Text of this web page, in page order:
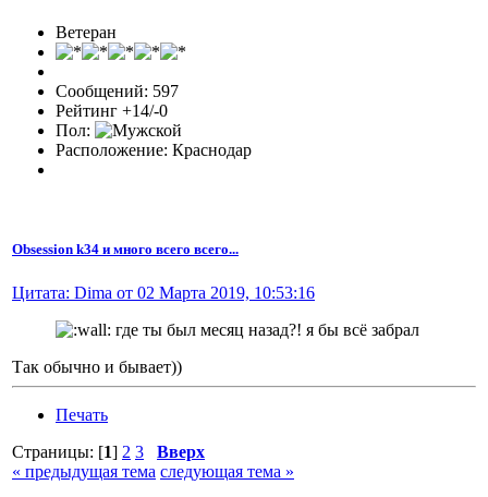
Ветеран
Сообщений: 597
Рейтинг +14/-0
Пол:
Расположение: Краснодар
Obsession k34 и много всего всего...
Цитата: Dima от 02 Марта 2019, 10:53:16
где ты был месяц назад?! я бы всё забрал
Так обычно и бывает))
Печать
Страницы: [1] 2 3
Вверх
« предыдущая тема следующая тема »